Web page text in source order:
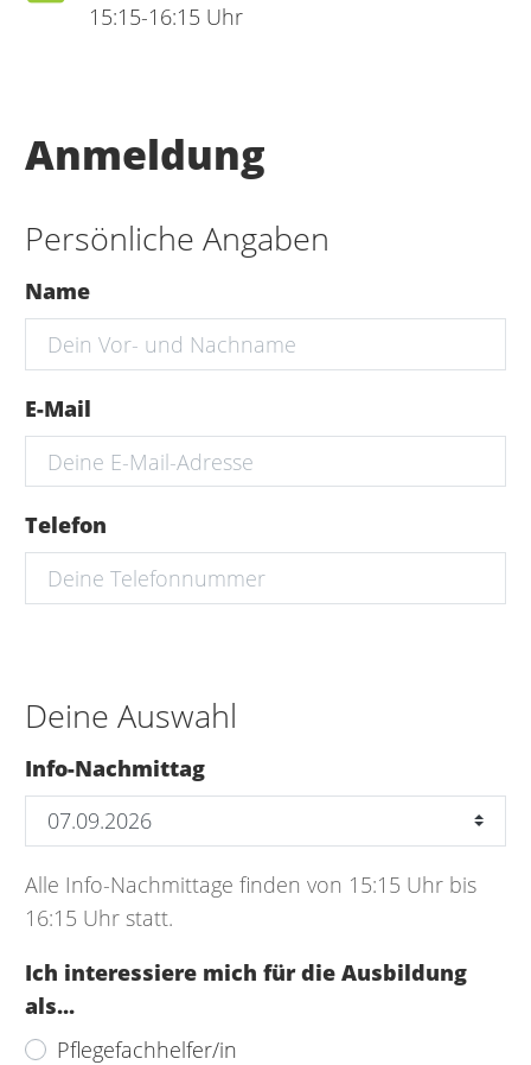
15:15-16:15 Uhr
Anmeldung
Persönliche Angaben
Name
E-Mail
Telefon
Deine Auswahl
Info-Nachmittag
Alle Info-Nachmittage finden von 15:15 Uhr bis
16:15 Uhr statt.
Ich interessiere mich für die Ausbildung
als...
Pflegefachhelfer/in